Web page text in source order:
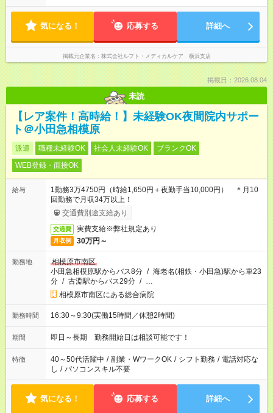
気になる！ 応募する 詳細へ
掲載元企業名 株式会社ルフト・メディカルケア 横浜支店
掲載日：2026.08.04
未読
【レア案件！高時給！】未経験OK夜間院内サポー
ト＠小田急相模原
派遣 職種未経験OK 社会人未経験OK
ブランクOK
WEB登録・面接OK
給与
1勤務3万4750円（時給1,650円＋夜勤手当10,000円） ＊月10
回勤務で月収34万以上！
交通費別途支給あり
交通費 実費支給※弊社規定あり
月収例 30万円～
勤務地
相模原市南区
小田急相模原駅からバス8分 / 海老名(相鉄・小田急)駅から車23
分 / 古淵駅からバス29分 / …
相模原市南区にある総合病院
勤務時間 16:30～9:30(実働15時間／休憩2時間)
期間 即日～長期 勤務開始日は相談可能です！
特徴 40～50代活躍中 / 副業・WワークOK / シフト勤務 / 電話対応な
し / パソコンスキル不要
気になる！ 応募する 詳細へ